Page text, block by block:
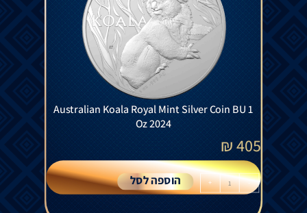
Australian Koala Royal Mint Silver Coin BU 1
Oz 2024
405
₪
-
+ הוספה לסל